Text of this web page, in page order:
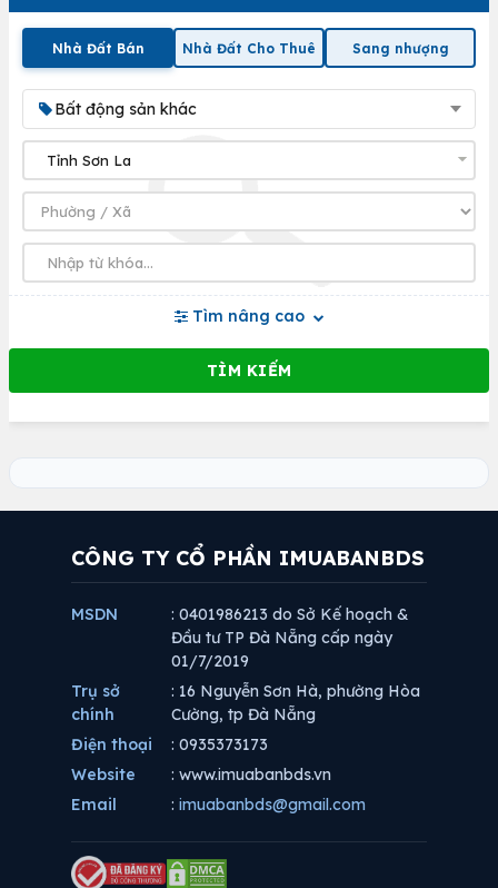
Nhà Đất Bán Nhà Đất Cho Thuê Sang nhượng
Bất động sản khác
Tìm nâng cao
CÔNG TY CỔ PHẦN IMUABANBDS
MSDN
: 0401986213 do Sở Kế hoạch &
Đầu tư TP Đà Nẵng cấp ngày
01/7/2019
Trụ sở
chính
: 16 Nguyễn Sơn Hà, phường Hòa
Cường, tp Đà Nẵng
Điện thoại
: 0935373173
Website
: www.imuabanbds.vn
Email
: imuabanbds@gmail.com